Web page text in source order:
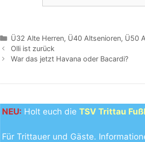
Kategorien
Ü32 Alte Herren, Ü40 Altsenioren, Ü50
Olli ist zurück
War das jetzt Havana oder Bacardi?
NEU: Holt euch die TSV Trittau
Für Trittauer und Gäste.